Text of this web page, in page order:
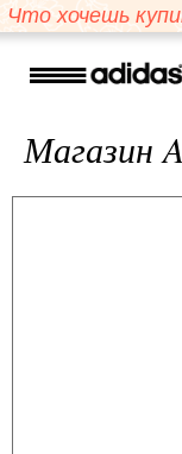
Что хочешь
Магазин